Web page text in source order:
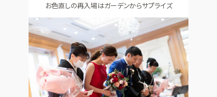
お色直しの再入場はガーデンからサプライズ